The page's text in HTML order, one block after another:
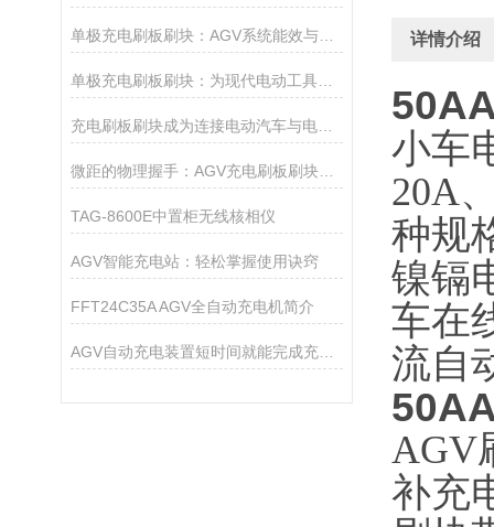
单极充电刷板刷块：AGV系统能效与可靠性的保障
单极充电刷板刷块：为现代电动工具带来无缝能量传递
充电刷板刷块成为连接电动汽车与电力网络的重要桥梁
微距的物理握手：AGV充电刷板刷块的材料力学与传导艺术
TAG-8600E中置柜无线核相仪
AGV智能充电站：轻松掌握使用诀窍
FFT24C35A AGV全自动充电机简介
AGV自动充电装置短时间就能完成充电要求
详情介绍
小车
20A
种规
镍镉
车在
流自
AGV
补充